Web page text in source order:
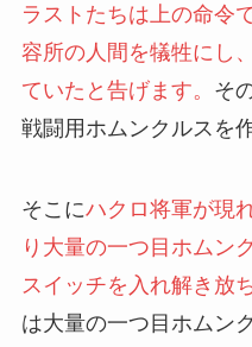
ラストたちは上の命令
容所の人間を犠牲にし
ていたと告げます。 そ
戦闘用ホムンクルスを
そこにハクロ将軍が現
り大量の一つ目ホムン
スイッチを入れ解き放
は大量の一つ目ホムン